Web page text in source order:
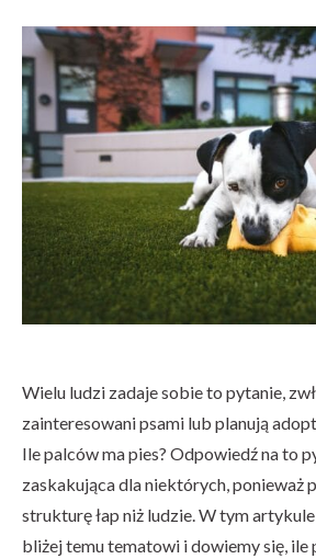
Wielu ludzi zadaje sobie to pytanie,
zainteresowani psami lub planują
Ile palców ma pies? Odpowiedź na to
zaskakująca dla niektórych, ponieważ
strukturę łap niż ludzie. W tym
bliżej temu tematowi i dowiemy się, ile